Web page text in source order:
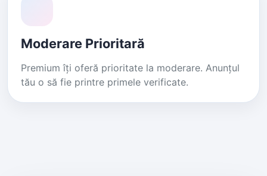
Moderare Prioritară
Premium îți oferă prioritate la moderare. Anunțul
tău o să fie printre primele verificate.